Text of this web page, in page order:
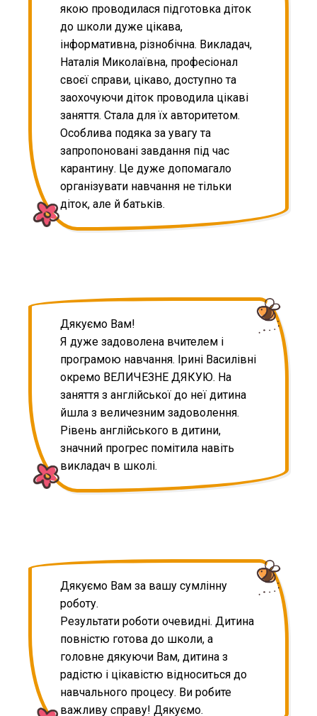
якою проводилася підготовка діток
до школи дуже цікава,
інформативна, різнобічна. Викладач,
Наталія Миколаївна, професіонал
своєї справи, цікаво, доступно та
заохочуючи діток проводила цікаві
заняття. Стала для їх авторитетом.
Особлива подяка за увагу та
запропоновані завдання під час
карантину. Це дуже допомагало
організувати навчання не тільки
діток, але й батьків.
Дякуємо Вам!
Я дуже задоволена вчителем і
програмою навчання. Ірині Василівні
окремо ВЕЛИЧЕЗНЕ ДЯКУЮ. На
заняття з англійської до неї дитина
йшла з величезним задоволення.
Рівень англійського в дитини,
значний прогрес помітила навіть
викладач в школі.
Дякуємо Вам за вашу сумлінну
роботу.
Результати роботи очевидні. Дитина
повністю готова до школи, а
головне дякуючи Вам, дитина з
радістю і цікавістю відноситься до
навчального процесу. Ви робите
важливу справу! Дякуємо.